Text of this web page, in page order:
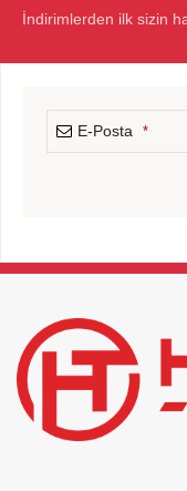
İndirimlerden ilk sizin
E-Posta *
field
left
blank